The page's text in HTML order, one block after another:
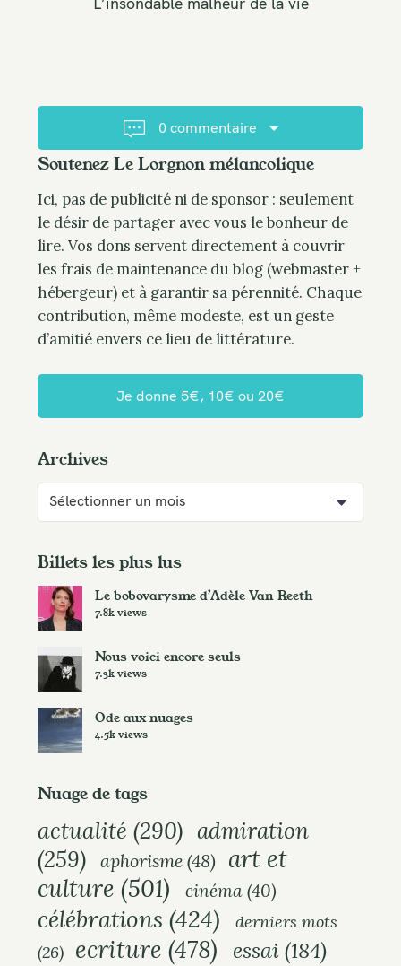
g
t
i
o
n
0 commentaire
Soutenez Le Lorgnon mélancolique
Ici, pas de publicité ni de sponsor : seulement
le désir de partager avec vous le bonheur de
lire. Vos dons servent directement à couvrir
les frais de maintenance du blog (webmaster +
hébergeur) et à garantir sa pérennité. Chaque
contribution, même modeste, est un geste
d’amitié envers ce lieu de littérature.
Je donne 5€, 10€ ou 20€
Archives
r
h
i
e
s
Billets les plus lus
Le bobovarysme d’Adèle Van Reeth
7.8k views
Nous voici encore seuls
7.3k views
Ode aux nuages
4.5k views
Nuage de tags
actualité (290) admiration
(259)
aphorisme (48) art et
culture (501) cinéma (40)
célébrations (424)
derniers mots
(26)
ecriture (478) essai (184)